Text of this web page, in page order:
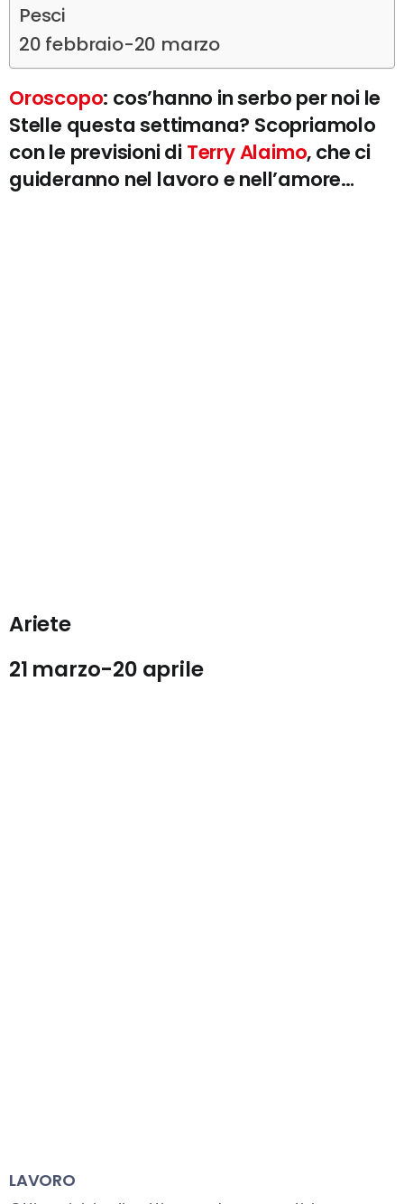
Pesci
20 febbraio-20 marzo
Oroscopo: cos’hanno in serbo per noi le
Stelle questa settimana? Scopriamolo
con le previsioni di Terry Alaimo, che ci
guideranno nel lavoro e nell’amore…
Ariete
21 marzo-20 aprile
LAVORO